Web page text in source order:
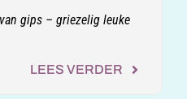
gips – griezelig leuke
LEES VERDER